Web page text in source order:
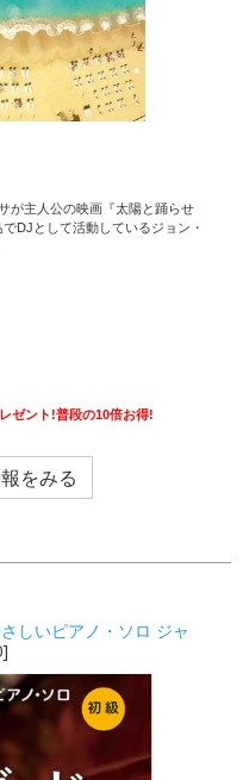
が主人公の映画『太陽と踊らせ
DJとして活動しているジョン・
ゼント!普段の10倍お得!
をみる
しいピアノ・ソロ ジャ